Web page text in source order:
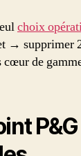
choix
→ supprimer
de